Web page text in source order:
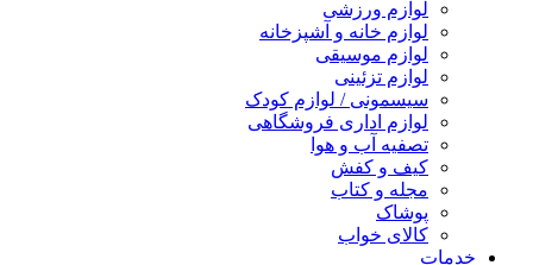
لوازم ورزشی
لوازم خانه و آشپزخانه
لوازم موسیقی
لوازم تزئینی
سیسمونی / لوازم کودک
لوازم اداری فروشگاهی
تصفیه آب و هوا
کیف و کفش
مجله و کتاب
پوشاک
کالای خواب
خدمات